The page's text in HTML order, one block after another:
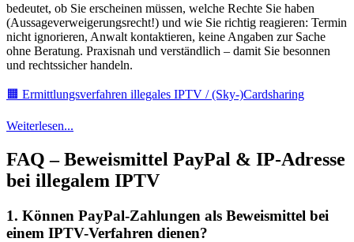
bedeutet, ob Sie erscheinen müssen, welche Rechte Sie haben
(Aussageverweigerungsrecht!) und wie Sie richtig reagieren: Termin
nicht ignorieren, Anwalt kontaktieren, keine Angaben zur Sache
ohne Beratung. Praxisnah und verständlich – damit Sie besonnen
und rechtssicher handeln.
🟧 Ermittlungsverfahren illegales IPTV / (Sky-)Cardsharing
Weiterlesen...
FAQ – Beweismittel PayPal & IP-Adresse
bei illegalem IPTV
1. Können PayPal-Zahlungen als Beweismittel bei
einem IPTV-Verfahren dienen?